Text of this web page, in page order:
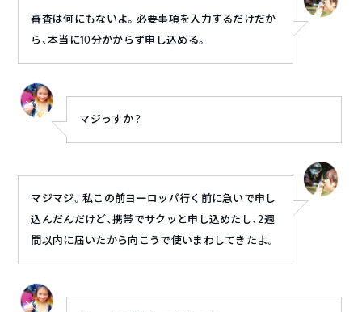
審査は何にもないよ。必要事項を入力するだけだか
ら、本当に10分かからず申し込める。
マジっすか？
マジマジ。私この前ヨーロッパ行く前に急いで申し
込んだんだけど、携帯でサクッと申し込めたし、2週
間以内に届いたから向こうで使いまわしてきたよ。